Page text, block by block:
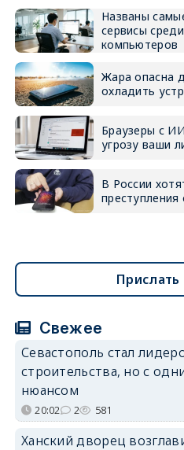
Названы
сервисы
компьютеров
Жара опасна
охладить
Браузеры с
угрозу ваши
В России
Прислать
Свежее
Севастополь стал
строительства, но с
нюансом
20:02 2 581
Ханский дворец